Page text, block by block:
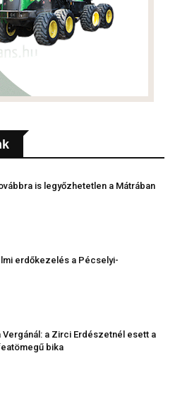
is legyőzhetetlen a Mátrában
erdőkezelés a Pécselyi-
a Zirci Erdészetnél esett a
bika